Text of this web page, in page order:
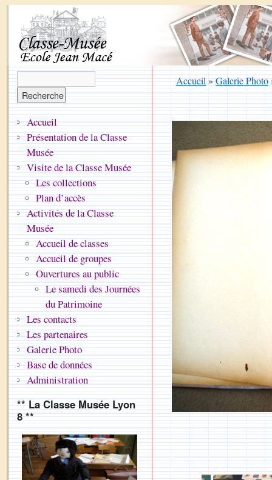
Accueil»Galerie Photo
Accueil
Présentation de la Classe
Musée
Visite de la Classe Musée
Les collections
Plan d’accès
Activités de la Classe
Musée
Accueil de classes
Accueil de groupes
Ouvertures au public
Le samedi des Journées
du Patrimoine
Les contacts
Les partenaires
Galerie Photo
Base de données
Administration
** La Classe Musée Lyon
8 **